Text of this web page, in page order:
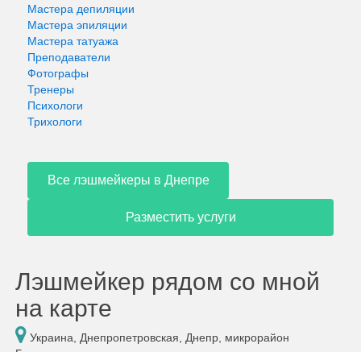
Мастера депиляции
Мастера эпиляции
Мастера татуажа
Преподаватели
Фотографы
Тренеры
Психологи
Трихологи
Все лэшмейкеры в Днепре
Разместить услуги
Лэшмейкер рядом со мной
на карте
Украина, Днепропетровская, Днепр, микрорайон